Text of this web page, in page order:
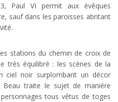
Paul VI permit aux évêques
sauf dans les paroisses abritant
stations du chemin de croix de
très équilibré : les scènes de la
ciel noir surplombant un décor
traite le sujet de manière
tous vêtus de toges